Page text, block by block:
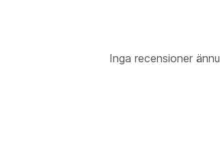
Inga recensioner ännu